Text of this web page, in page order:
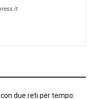
due reti per tempo: